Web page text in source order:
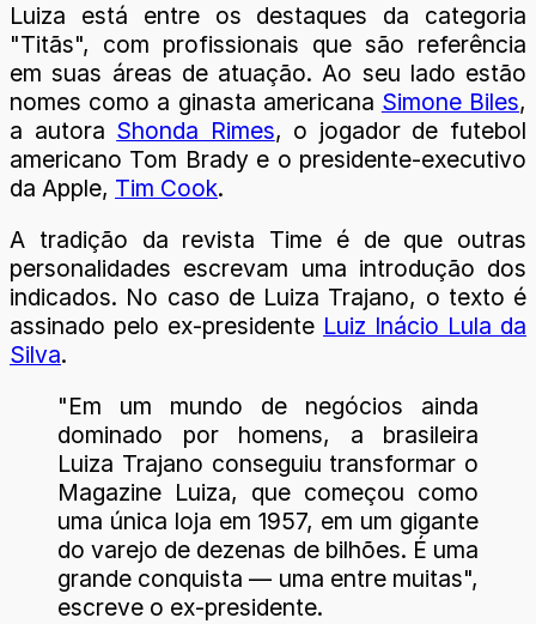
Luiza está entre os destaques da categoria
"Titãs", com profissionais que são referência
em suas áreas de atuação. Ao seu lado estão
nomes como a ginasta americana Simone Biles,
a autora Shonda Rimes, o jogador de futebol
americano Tom Brady e o presidente-executivo
da Apple, Tim Cook.
A tradição da revista Time é de que outras
personalidades escrevam uma introdução dos
indicados. No caso de Luiza Trajano, o texto é
assinado pelo ex-presidente Luiz Inácio Lula da
Silva.
"Em um mundo de negócios ainda
dominado por homens, a brasileira
Luiza Trajano conseguiu transformar o
Magazine Luiza, que começou como
uma única loja em 1957, em um gigante
do varejo de dezenas de bilhões. É uma
grande conquista — uma entre muitas",
escreve o ex-presidente.